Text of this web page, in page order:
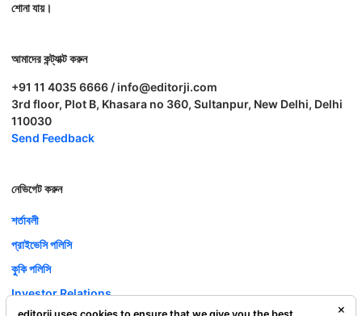
শোনা যায়।
আমাদের কন্ট্যাক্ট করুন
+91 11 4035 6666 / info@editorji.com
3rd floor, Plot B, Khasara no 360, Sultanpur, New Delhi, Delhi
110030
Send Feedback
নেভিগেট করুন
শর্তাবলী
প্রাইভেসি পলিসি
কুকি পলিসি
Investor Relations